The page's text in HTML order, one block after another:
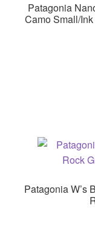
Patagonia
Camo Small/
Patagonia W’s